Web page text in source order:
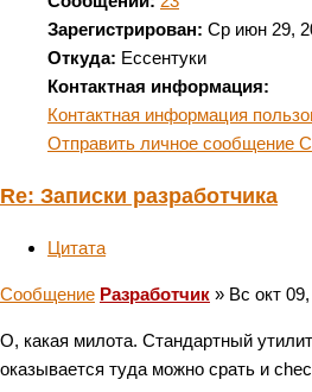
Зарегистрирован: Ср июн 29,
Откуда: Ессентуки
Контактная информация:
Контактная информация
Отправить личное сообщение
Re: Записки разработчика
Цитата
Сообщение Разработчик » Вс окт
О, какая милота. Стандартный
оказывается туда можно срать и